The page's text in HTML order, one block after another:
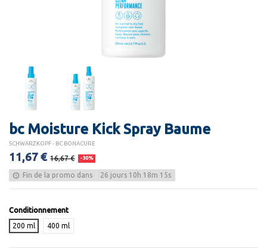
bc Moisture Kick Spray Baume
SCHWARZKOPF - BC BONACURE
11,67 € 16,67 € -30%
Fin de la promo dans 26 jours 10 h 18m 15s
Conditionnement
200 ml
400 ml